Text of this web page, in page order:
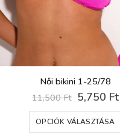
Női bikini 1-25/78
11,500Ft Original
price
was:
11,500
5,750 Ft
OPCIÓK VÁLASZTÁSA